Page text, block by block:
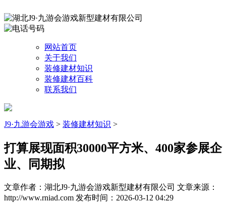
网站首页
关于我们
装修建材知识
装修建材百科
联系我们
J9·九游会游戏 > 装修建材知识 >
打算展现面积30000平方米、400家参展企
业、同期拟
文章作者：湖北J9·九游会游戏新型建材有限公司 文章来源：
http://www.rniad.com 发布时间：2026-03-12 04:29